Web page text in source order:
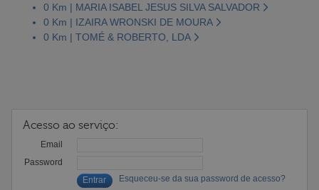
0 Km | MARIA ISABEL JESUS SILVA SALVADOR
0 Km | IZAIRA WRONSKI DE MOURA
0 Km | TOMÉ & ROBERTO, LDA
Acesso ao serviço:
Email
Password
Esqueceu-se da sua password de acesso?